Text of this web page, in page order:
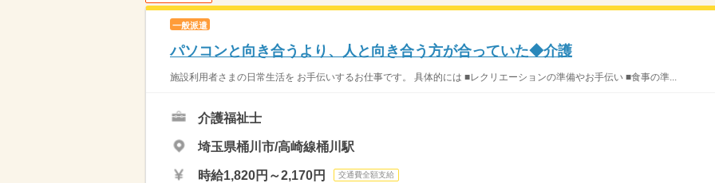
一般派遣
パソコンと向き合うより、人と向き合う方が合っていた◆介護
施設利用者さまの日常生活を お手伝いするお仕事です。 具体的には ■レクリエーションの準備やお手伝い ■食事の準...
介護福祉士
埼玉県桶川市/高崎線桶川駅
時給1,820円～2,170円 交通費全額支給